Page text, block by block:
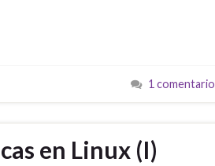
1 comentario
en Linux (I)